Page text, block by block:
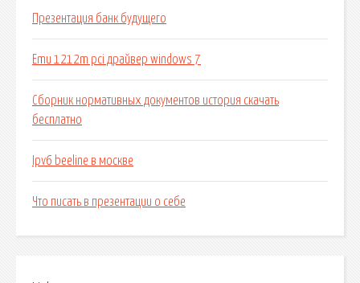
Презентация банк будущего
Emu 1212m pci драйвер windows 7
Сборник нормативных документов история скачать
бесплатно
Ipv6 beeline в москве
Что писать в презентации о себе